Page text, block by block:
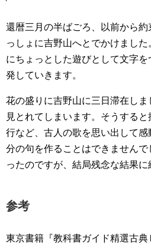
還暦三月の半ばごろ、以前から
っしょに吉野山へとでかけまし
にちょっとした遊びとして文字
発していきます。
花の盛りに吉野山に三日滞在し
見とれてしまいます。そうする
行など、古人の歌を思い出して
分の句を作ることはできません
ったのですが、結局残念な結果に
参考
東京書籍『教科書ガイド精選古典